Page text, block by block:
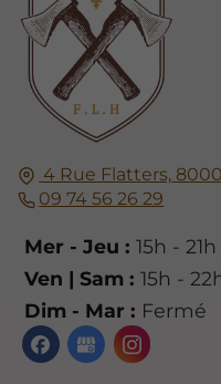
4 Rue Flatters,
09 74 56 26 29
Mer - Jeu : 15h - 21h
Ven | Sam : 15h -
Dim - Mar : Fermé